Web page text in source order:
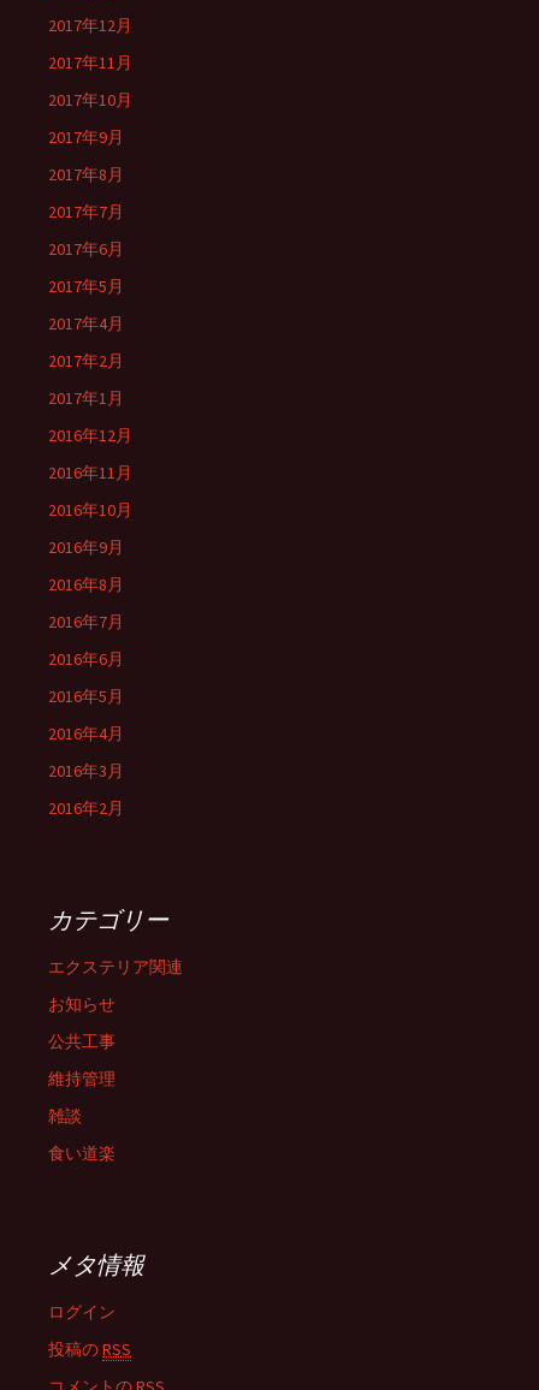
2017年12月
2017年11月
2017年10月
2017年9月
2017年8月
2017年7月
2017年6月
2017年5月
2017年4月
2017年2月
2017年1月
2016年12月
2016年11月
2016年10月
2016年9月
2016年8月
2016年7月
2016年6月
2016年5月
2016年4月
2016年3月
2016年2月
カテゴリー
エクステリア関連
お知らせ
公共工事
維持管理
雑談
食い道楽
メタ情報
ログイン
投稿のRSS